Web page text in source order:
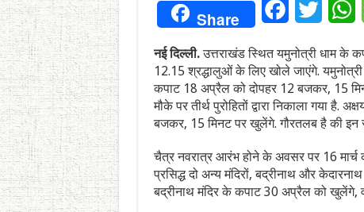
Share FacebookTwitter
नई दिल्ली.उत्तराखंड स्थित यमुनोत्री धाम के
12.15 श्रद्धालुओं के लिए खोले जाएंगे. यमुनोत्री
कपाट 18 अप्रैल को दोपहर 12 बजकर, 15
मौके पर तीर्थ पुरोहितों द्वारा निकाला गया है.
बजकर, 15 मिनट पर खुलेंगे. गौरतलब है की इन
चैत्र नवरात्र आरंभ होने के अवसर पर 16 मार्च
प्रसिद्ध दो अन्य मंदिरों, बद्रीनाथ और
बद्रीनाथ मंदिर के कपाट 30 अप्रैल को खुलेंगे,